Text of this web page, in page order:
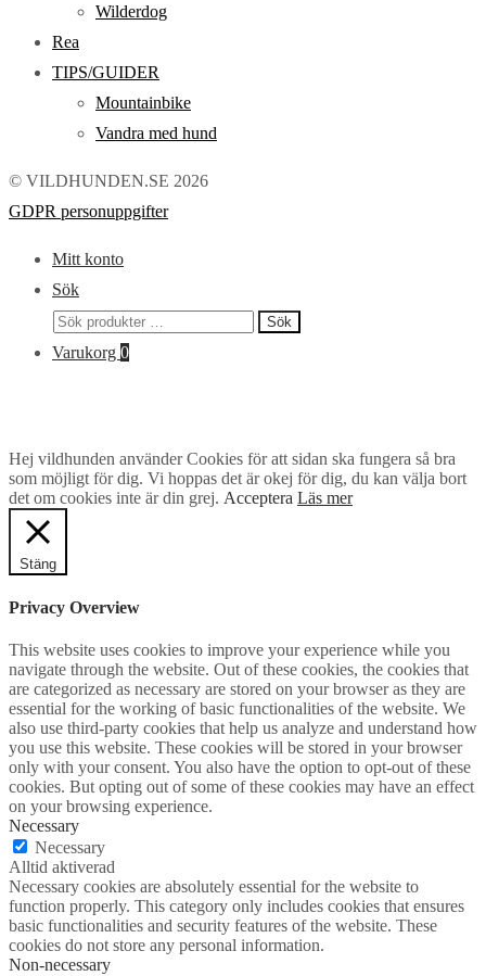
Wilderdog
Rea
TIPS/GUIDER
Mountainbike
Vandra med hund
© VILDHUNDEN.SE 2026
GDPR personuppgifter
Mitt konto
Sök
Sök
efter:
Sök
Varukorg 0
Hej vildhunden använder Cookies för att sidan ska fungera så bra
som möjligt för dig. Vi hoppas det är okej för dig, du kan välja bort
det om cookies inte är din grej. Acceptera Läs mer
Stäng
Privacy Overview
This website uses cookies to improve your experience while you
navigate through the website. Out of these cookies, the cookies that
are categorized as necessary are stored on your browser as they are
essential for the working of basic functionalities of the website. We
also use third-party cookies that help us analyze and understand how
you use this website. These cookies will be stored in your browser
only with your consent. You also have the option to opt-out of these
cookies. But opting out of some of these cookies may have an effect
on your browsing experience.
Necessary
Necessary
Alltid aktiverad
Necessary cookies are absolutely essential for the website to
function properly. This category only includes cookies that ensures
basic functionalities and security features of the website. These
cookies do not store any personal information.
Non-necessary